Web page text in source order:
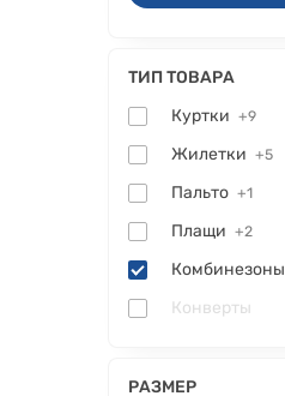
ТИП ТОВАРА
Куртки +9
Жилетки +5
Пальто +1
Плащи +2
Комбинезоны
Конверты
РАЗМЕР